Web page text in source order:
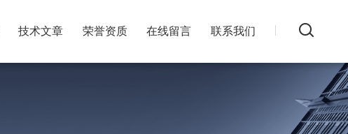
技术文章 荣誉资质 在线留言 联系我们